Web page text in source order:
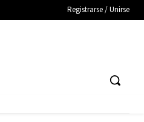
Registrarse / Unirse